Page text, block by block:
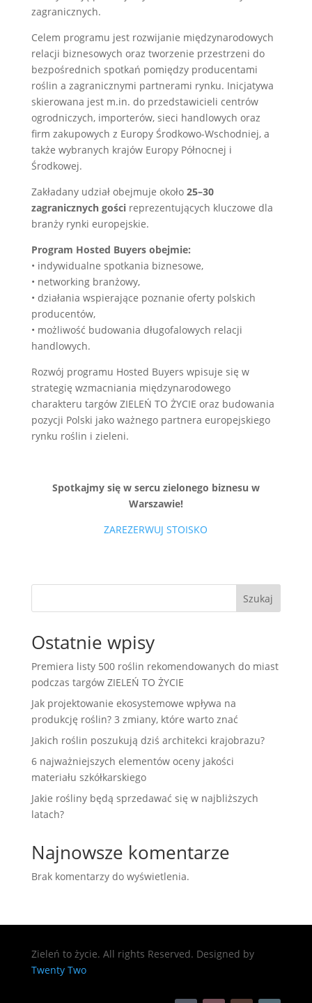
zagranicznych.
Celem programu jest rozwijanie międzynarodowych
relacji biznesowych oraz tworzenie przestrzeni do
bezpośrednich spotkań pomiędzy producentami
roślin a zagranicznymi partnerami rynku. Inicjatywa
skierowana jest m.in. do przedstawicieli centrów
ogrodniczych, importerów, sieci handlowych oraz
firm zakupowych z Europy Środkowo-Wschodniej, a
także wybranych krajów Europy Północnej i
Środkowej.
Zakładany udział obejmuje około 25–30
zagranicznych gościreprezentujących kluczowe dla
branży rynki europejskie.
Program Hosted Buyers obejmie:
• indywidualne spotkania biznesowe,
• networking branżowy,
• działania wspierające poznanie oferty polskich
producentów,
• możliwość budowania długofalowych relacji
handlowych.
Rozwój programu Hosted Buyers wpisuje się w
strategię wzmacniania międzynarodowego
charakteru targów ZIELEŃ TO ŻYCIE oraz budowania
pozycji Polski jako ważnego partnera europejskiego
rynku roślin i zieleni.
Spotkajmy się w sercu zielonego biznesu w
Warszawie!
ZAREZERWUJ STOISKO
Szukaj
Ostatnie wpisy
Premiera listy 500 roślin rekomendowanych do miast
podczas targów ZIELEŃ TO ŻYCIE
Jak projektowanie ekosystemowe wpływa na
produkcję roślin? 3 zmiany, które warto znać
Jakich roślin poszukują dziś architekci krajobrazu?
6 najważniejszych elementów oceny jakości
materiału szkółkarskiego
Jakie rośliny będą sprzedawać się w najbliższych
latach?
Najnowsze komentarze
Brak komentarzy do wyświetlenia.
Zieleń to życie. All rights Reserved. Designed by
Twenty Two